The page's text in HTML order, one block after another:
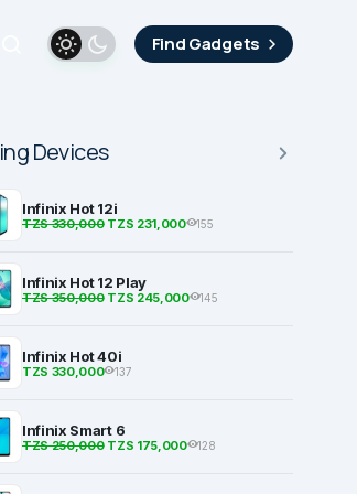
Find Gadgets
Devices
Infinix Hot 12i
TZS 330,000TZS 231,000 155
Infinix Hot 12 Play
TZS 350,000TZS 245,000 145
Infinix Hot 40i
TZS 330,000 137
Infinix Smart 6
TZS 250,000TZS 175,000 128